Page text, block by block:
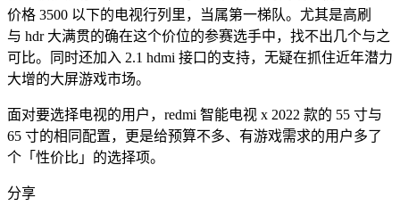
价格 3500 以下的电视行列里，当属第一梯队。尤其是高刷
与 hdr 大满贯的确在这个价位的参赛选手中，找不出几个与之
可比。同时还加入 2.1 hdmi 接口的支持，无疑在抓住近年潜力
大增的大屏游戏市场。
面对要选择电视的用户，redmi 智能电视 x 2022 款的 55 寸与
65 寸的相同配置，更是给预算不多、有游戏需求的用户多了
个「性价比」的选择项。
分享